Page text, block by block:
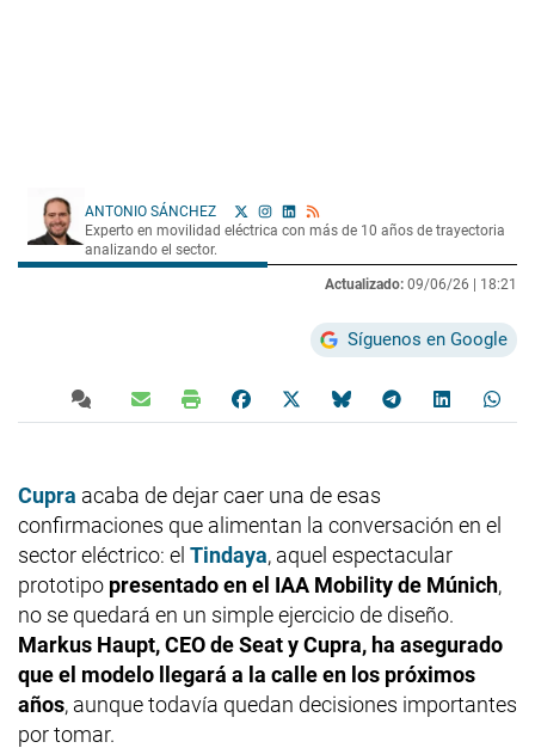
ANTONIO SÁNCHEZ
Experto en movilidad eléctrica con más de 10 años de trayectoria
analizando el sector.
Actualizado: 09/06/26 | 18:21
Síguenos en Google
Cupra acaba de dejar caer una de esas
confirmaciones que alimentan la conversación en el
sector eléctrico: el Tindaya, aquel espectacular
prototipo presentado en el IAA Mobility de Múnich,
no se quedará en un simple ejercicio de diseño.
Markus Haupt, CEO de Seat y Cupra, ha asegurado
que el modelo llegará a la calle en los próximos
años, aunque todavía quedan decisiones importantes
por tomar.